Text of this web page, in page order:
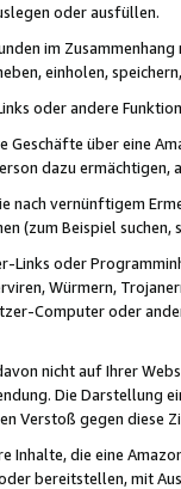
oder ausfüllen.
im
einholen,
oder andere
Geschäfte über eine
dazu
nach vernünftigem
(zum Beispiel
Links oder
Würmern,
Computer oder
nicht auf Ihrer
Die Darstellung
Verstoß gegen diese
Inhalte, die eine
bereitstellen, mit